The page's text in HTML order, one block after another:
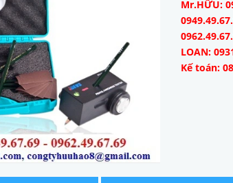
Mr.HỮU:
LOAN:
Kế toán: